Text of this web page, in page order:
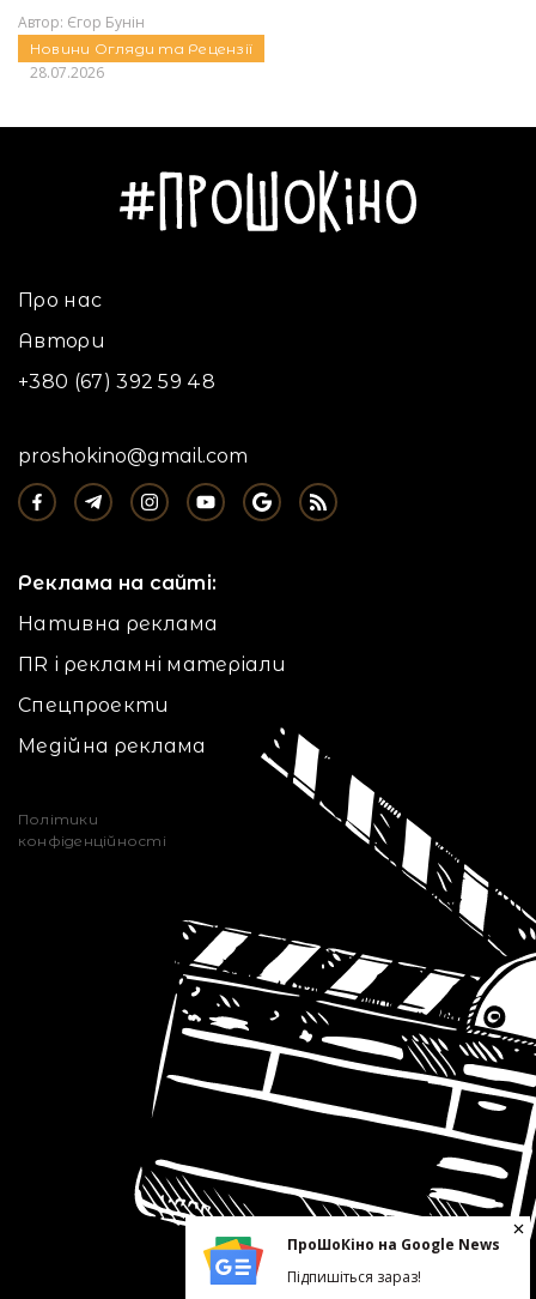
Автор: Єгор Бунін
Новини Огляди та Рецензії
28.07.2026
Про нас
Автори
+380 (67) 392 59 48
proshokino@gmail.com
Реклама на сайті:
Нативна реклама
ПR і рекламні матеріали
Спецпроекти
Медійна реклама
Політики
конфіденційності
ПроШоКіно на Google News
Підпишіться зараз!